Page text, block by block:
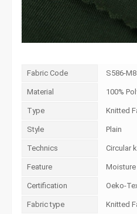
Fabric Code S586-
Material 100%
Type Knitted
Style Plain
Technics Circular
Feature
Certification Oeko-
Fabric type Knitted